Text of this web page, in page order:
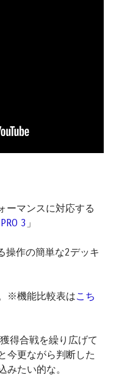
ーマンスに対応する
3 」
操作の簡単な2デッキ
※機能比較表はこち
得合戦を繰り広げて
今更ながら判断した
みたい的な。